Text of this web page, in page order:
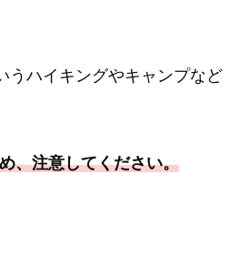
うハイキングやキャンプなど
、注意してください。